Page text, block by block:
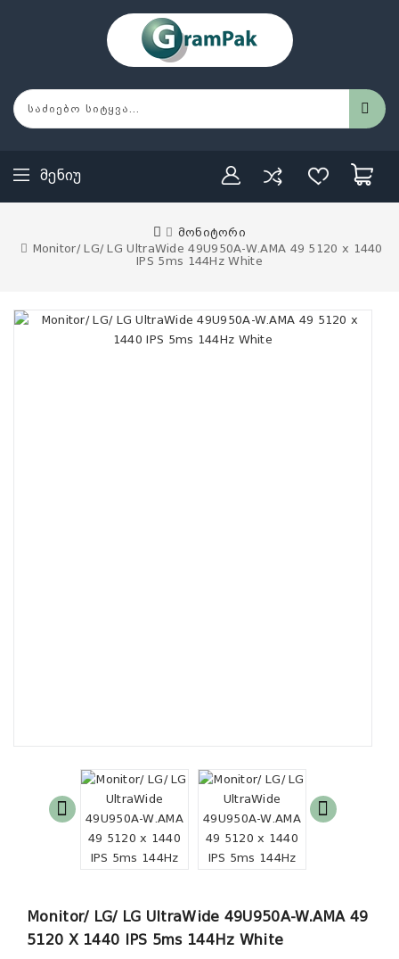
Მენიუ
მონიტორი
Monitor/ LG/ LG UltraWide 49U950A-W.AMA 49 5120 x 1440
IPS 5ms 144Hz White
Monitor/ LG/ LG UltraWide 49U950A-W.AMA 49
5120 X 1440 IPS 5ms 144Hz White